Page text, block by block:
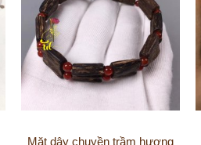
Mặt dây chuyền trầm hương